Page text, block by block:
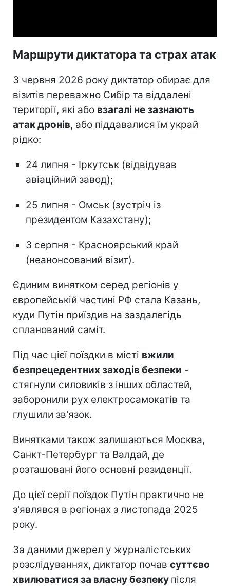
Маршрути диктатора та страх атак
З червня 2026 року диктатор обирає для
візитів переважно Сибір та віддалені
території, які або взагалі не зазнають
атак дронів, або піддавалися їм украй
рідко:
24 липня - Іркутськ (відвідував
авіаційний завод);
25 липня - Омськ (зустріч із
президентом Казахстану);
3 серпня - Красноярський край
(неанонсований візит).
Єдиним винятком серед регіонів у
європейській частині РФ стала Казань,
куди Путін приїздив на заздалегідь
спланований саміт.
Під час цієї поїздки в місті вжили
безпрецедентних заходів безпеки -
стягнули силовиків з інших областей,
заборонили рух електросамокатів та
глушили зв'язок.
Винятками також залишаються Москва,
Санкт-Петербург та Валдай, де
розташовані його основні резиденції.
До цієї серії поїздок Путін практично не
з'являвся в регіонах з листопада 2025
року.
За даними джерел у журналістських
розслідуваннях, диктатор почав суттєво
хвилюватися за власну безпеку після